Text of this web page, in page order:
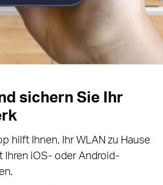
sichern Sie Ihr
hilft Ihnen, Ihr WLAN zu Hause
Ihren iOS- oder Android-